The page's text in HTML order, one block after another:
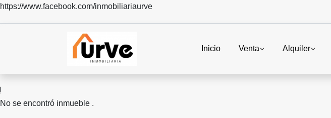
https://www.facebook.com/inmobiliariaurve
Inicio Venta Alquiler
No se encontró inmueble .